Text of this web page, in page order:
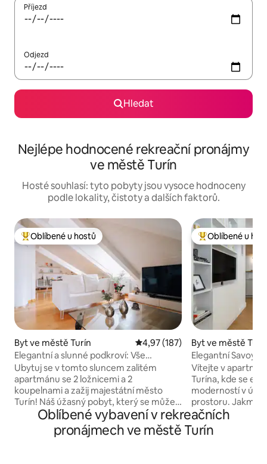
Příjezd
Odjezd
Hledat
Nejlépe hodnocené rekreační pronájmy
ve městě Turín
Hosté souhlasí: tyto pobyty jsou vysoce hodnoceny
podle lokality, čistoty a dalších faktorů.
Nejlepší v kategorii Oblíbené u hostů
Oblíbené u hostů
Byt ve městě Turín Průměrné hodnocení 4,97 z 5,
4,97 (187)
Elegantní a slunné podkroví: Vše
v blízkosti ~ klimatizace a Wi-Fi
Ubytuj se v tomto sluncem zalitém
apartmánu se 2 ložnicemi a 2
koupelnami a zažij majestátní město
Turín! Náš úžasný pobyt, který se může
pochlubit moderním designem
zvýrazněným přirozeným slunečním
světlem, se nachází na vynikajícím místě,
Nejlepší v
Oblíbené u
Byt ve městě
Elegantní Savoy
Vítejte v apartmá
Turína, kde se
moderností v
prostoru.
budete
krásou, která vás
kombinací
Oblíbené vybavení v rekreačních
pronájmech ve městě Turín